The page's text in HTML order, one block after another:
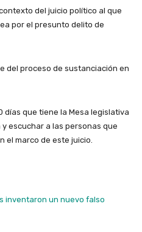
del juicio político al que
por el presunto delito de
del proceso de sustanciación en
días que tiene la Mesa legislativa
escuchar a las personas que
el marco de este juicio.
inventaron un nuevo falso